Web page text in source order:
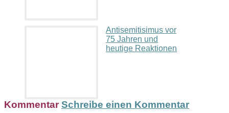
Antisemitisimus vor
75 Jahren und
heutige Reaktionen
KommentarSchreibe einen Kommentar